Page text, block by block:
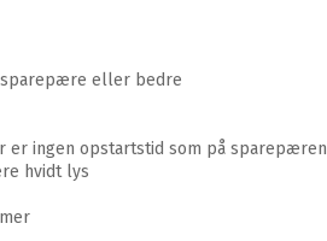
sparepære eller bedre
er ingen opstartstid som på sparepæren
hvidt lys